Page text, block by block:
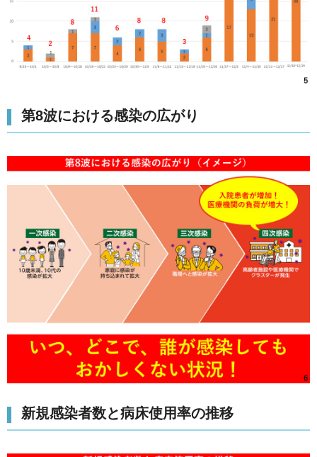
第8波における感染の広がり
新規感染者数と病床使用率の推移